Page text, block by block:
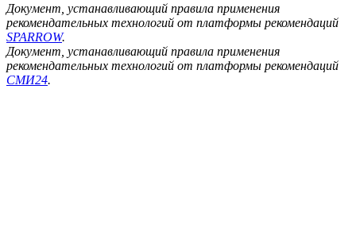
Документ, устанавливающий правила применения
рекомендательных технологий от платформы рекомендаций
SPARROW.
Документ, устанавливающий правила применения
рекомендательных технологий от платформы рекомендаций
СМИ24.